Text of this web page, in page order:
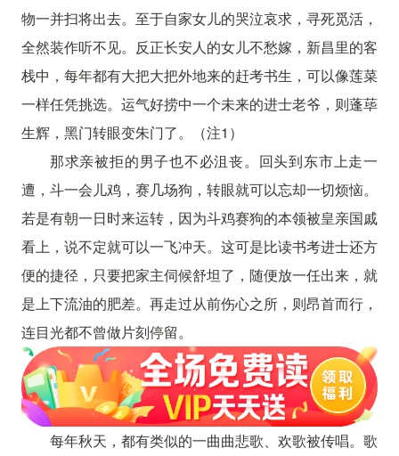
物一并扫将出去。至于自家女儿的哭泣哀求，寻死觅活，
全然装作听不见。反正长安人的女儿不愁嫁，新昌里的客
栈中，每年都有大把大把外地来的赶考书生，可以像莲菜
一样任凭挑选。运气好捞中一个未来的进士老爷，则蓬荜
生辉，黑门转眼变朱门了。（注1）
那求亲被拒的男子也不必沮丧。回头到东市上走一
遭，斗一会儿鸡，赛几场狗，转眼就可以忘却一切烦恼。
若是有朝一日时来运转，因为斗鸡赛狗的本领被皇亲国戚
看上，说不定就可以一飞冲天。这可是比读书考进士还方
便的捷径，只要把家主伺候舒坦了，随便放一任出来，就
是上下流油的肥差。再走过从前伤心之所，则昂首而行，
连目光都不曾做片刻停留。
每年秋天，都有类似的一曲曲悲歌、欢歌被传唱。歌